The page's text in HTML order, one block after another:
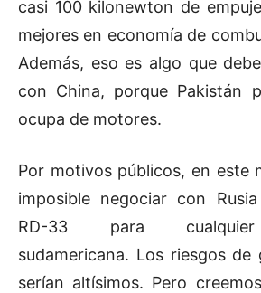
casi 100 kilonewton de
mejores en economía de
Además, eso es algo que
con China, porque Pakistán
ocupa de motores.
Por motivos públicos, en este
imposible negociar con
RD-33 para cualquier
sudamericana. Los riesgos
serían altísimos. Pero